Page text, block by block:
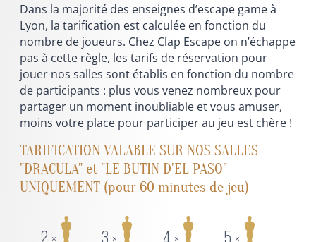
Dans la majorité des enseignes d’escape game à
Lyon, la tarification est calculée en fonction du
nombre de joueurs. Chez Clap Escape on n’échappe
pas à cette règle, les tarifs de réservation pour
jouer nos salles sont établis en fonction du nombre
de participants : plus vous venez nombreux pour
partager un moment inoubliable et vous amuser,
moins votre place pour participer au jeu est chère !
TARIFICATION VALABLE SUR NOS SALLES
"DRACULA" et "LE BUTIN D'EL PASO"
UNIQUEMENT (pour 60 minutes de jeu)
× × × ×